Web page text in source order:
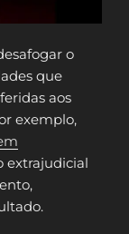
o
que
aos
exemplo,
extrajudicial